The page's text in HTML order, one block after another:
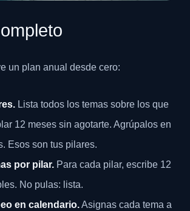
un plan anual desde cero:
Lista todos los temas sobre los que
12 meses sin agotarte. Agrúpalos en
Esos son tus pilares.
por pilar. Para cada pilar, escribe 12
No pulas: lista.
en calendario.Asignas cada tema a